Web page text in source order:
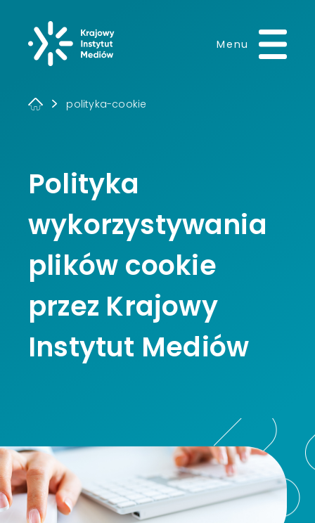
Krajowy Instytut
Menu
polityka-cookie
Polityka
wykorzystywania
plików cookie
przez Krajowy
Instytut Mediów